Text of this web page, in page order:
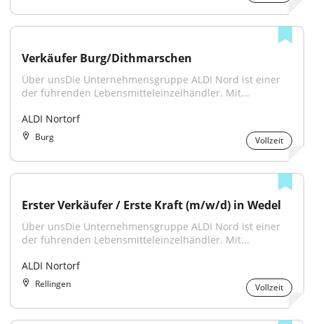
Verkäufer Burg/Dithmarschen
Über unsDie Unternehmensgruppe ALDI Nord ist einer
der führenden Lebensmitteleinzelhändler. Mit...
ALDI Nortorf
Burg Vollzeit
Erster Verkäufer / Erste Kraft (m/w/d) in Wedel
Über unsDie Unternehmensgruppe ALDI Nord ist einer
der führenden Lebensmitteleinzelhändler. Mit...
ALDI Nortorf
Rellingen Vollzeit